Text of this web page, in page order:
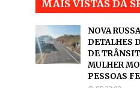
MAIS VISTAS DA
NOVA
DETALHES
DE
MULHER
PESSOAS